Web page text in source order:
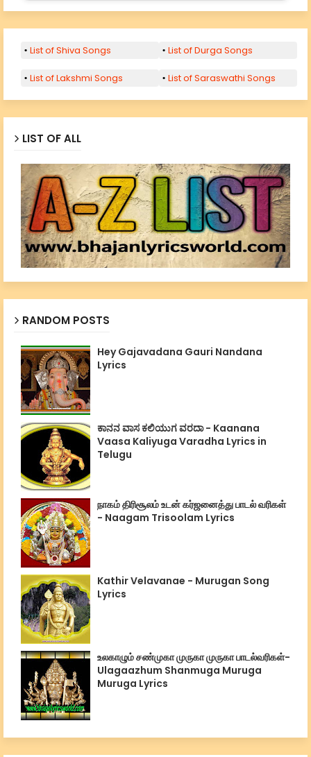
List of Shiva Songs List of Durga Songs
List of Lakshmi Songs List of Saraswathi Songs
LIST OF ALL
RANDOM POSTS
Hey Gajavadana Gauri Nandana
Lyrics
ಕಾನನ ವಾಸ ಕಲಿಯುಗ ವರದಾ - Kaanana
Vaasa Kaliyuga Varadha Lyrics in
Telugu
நாகம் திரிசூலம் உடன் கர்ஜனைத்து பாடல் வரிகள்
- Naagam Trisoolam Lyrics
Kathir Velavanae - Murugan Song
Lyrics
உலகாழும் சண்முகா முருகா முருகா பாடல்வரிகள்-
Ulagaazhum Shanmuga Muruga
Muruga Lyrics